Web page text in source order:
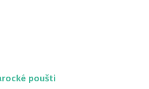
poušti